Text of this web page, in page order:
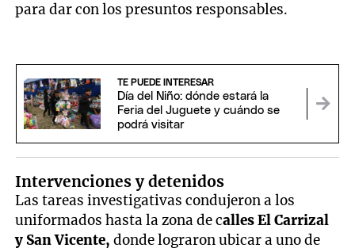
para dar con los presuntos responsables.
TE PUEDE INTERESAR
Día del Niño: dónde estará la
Feria del Juguete y cuándo se
podrá visitar
Intervenciones y detenidos
Las tareas investigativas condujeron a los
uniformados hasta la zona de calles El Carrizal
y San Vicente, donde lograron ubicar a uno de